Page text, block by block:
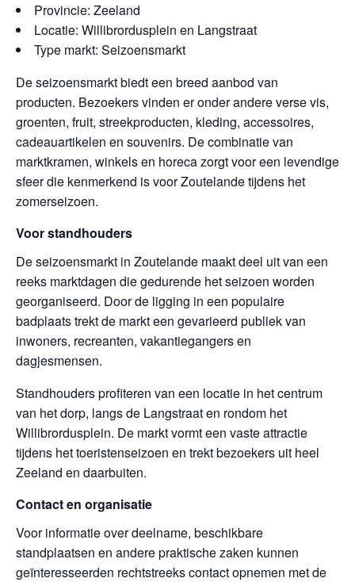
Provincie: Zeeland
Locatie: Willibrordusplein en Langstraat
Type markt: Seizoensmarkt
De seizoensmarkt biedt een breed aanbod van
producten. Bezoekers vinden er onder andere verse vis,
groenten, fruit, streekproducten, kleding, accessoires,
cadeauartikelen en souvenirs. De combinatie van
marktkramen, winkels en horeca zorgt voor een levendige
sfeer die kenmerkend is voor Zoutelande tijdens het
zomerseizoen.
Voor standhouders
De seizoensmarkt in Zoutelande maakt deel uit van een
reeks marktdagen die gedurende het seizoen worden
georganiseerd. Door de ligging in een populaire
badplaats trekt de markt een gevarieerd publiek van
inwoners, recreanten, vakantiegangers en
dagjesmensen.
Standhouders profiteren van een locatie in het centrum
van het dorp, langs de Langstraat en rondom het
Willibrordusplein. De markt vormt een vaste attractie
tijdens het toeristenseizoen en trekt bezoekers uit heel
Zeeland en daarbuiten.
Contact en organisatie
Voor informatie over deelname, beschikbare
standplaatsen en andere praktische zaken kunnen
geïnteresseerden rechtstreeks contact opnemen met de